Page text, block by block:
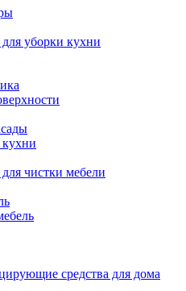
для уборки кухни
кухни
для чистки мебели
средства для дома